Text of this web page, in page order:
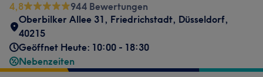
4,8
944 Bewertungen
Oberbilker Allee 31, Friedrichstadt, Düsseldorf,
40215
Geöffnet Heute: 10:00 - 18:30
Nebenzeiten